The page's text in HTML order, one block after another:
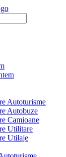
Autoturisme
Autobuze
Camioane
Utilitare
Utilaje